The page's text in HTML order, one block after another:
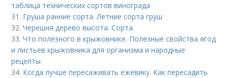
таблица технических сортов винограда
31. Груша ранние сорта. Летние сорта груш
32.Черешня дерево высота. Сорта
33.Что полезного в крыжовнике. Полезные свойства ягод
и листьев крыжовника для организма и народные
рецепты
34. Когда лучше пересаживать ежевику. Как пересадить